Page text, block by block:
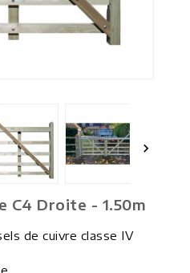

C4 Droite - 1.50m
de cuivre classe IV